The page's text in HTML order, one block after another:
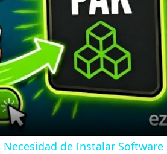
de Instalar Software